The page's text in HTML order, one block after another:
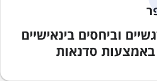
וביחסים בינאישיים
סדנאות